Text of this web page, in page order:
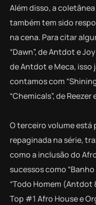
Além disso, a
também tem sido
na cena. Para citar
“Dawn”, de Antdot e
de Antdot e Meca, isso
contamos com
“Chemicals”, de
O terceiro volume
repaginada na série,
como a inclusão do
sucessos como
“Todo Homem (Antdot
Top #1 Afro House e